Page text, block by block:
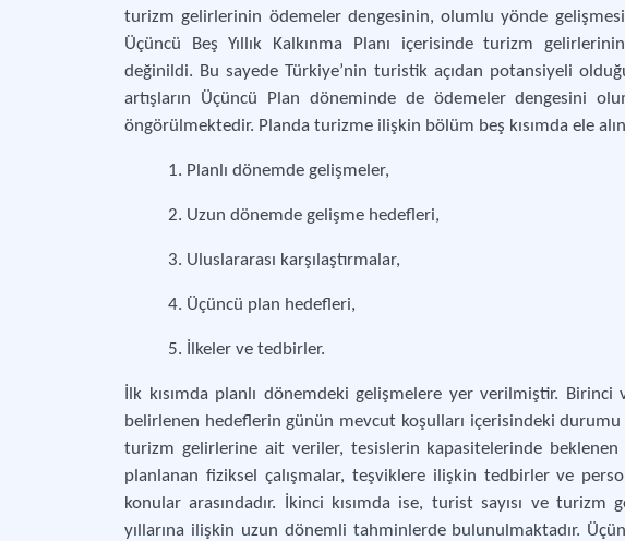
turizm gelirlerinin ödemeler dengesinin, olumlu yönde
Üçüncü Beş Yıllık Kalkınma Planı içerisinde turizm
değinildi. Bu sayede Türkiye’nin turistik açıdan potansiyeli
artışların Üçüncü Plan döneminde de ödemeler dengesini
öngörülmektedir. Planda turizme ilişkin bölüm beş kısımda ele
1. Planlı dönemde gelişmeler,
2. Uzun dönemde gelişme hedefleri,
3. Uluslararası karşılaştırmalar,
4. Üçüncü plan hedefleri,
5. İlkeler ve tedbirler.
İlk kısımda planlı dönemdeki gelişmelere yer verilmiştir. Birinci
belirlenen hedeflerin günün mevcut koşulları içerisindeki durumu
turizm gelirlerine ait veriler, tesislerin kapasitelerinde beklenen
planlanan fiziksel çalışmalar, teşviklere ilişkin tedbirler ve
konular arasındadır. İkinci kısımda ise, turist sayısı ve
yıllarına ilişkin uzun dönemli tahminlerde bulunulmaktadır.